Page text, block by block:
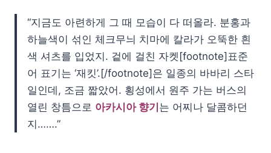
“지금도 아련하게 그 때 모습이 다 떠올라. 분홍과
하늘색이 섞인 체크무늬 치마에 칼라가 오뚝한 흰
색 셔츠를 입었지. 겉에 걸친 자켓[footnote]표준
어 표기는 ‘재킷’.[/footnote]은 일종의 바바리 스타
일인데, 조금 짧았어. 횡성에서 원주 가는 버스의
열린 창틈으로 아카시아 향기는 어찌나 달콤하던
지…….”